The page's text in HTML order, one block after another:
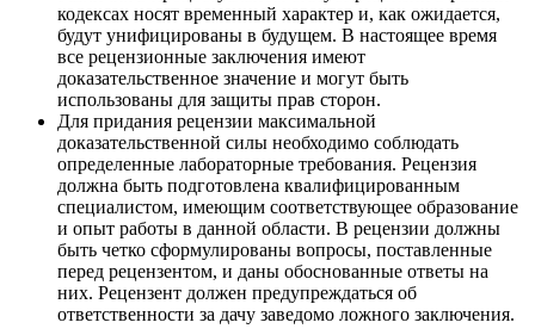
кодексах носят временный характер и, как ожидается,
будут унифицированы в будущем. В настоящее время
все рецензионные заключения имеют
доказательственное значение и могут быть
использованы для защиты прав сторон.
Для придания рецензии максимальной
доказательственной силы необходимо соблюдать
определенные лабораторные требования. Рецензия
должна быть подготовлена квалифицированным
специалистом, имеющим соответствующее образование
и опыт работы в данной области. В рецензии должны
быть четко сформулированы вопросы, поставленные
перед рецензентом, и даны обоснованные ответы на
них. Рецензент должен предупреждаться об
ответственности за дачу заведомо ложного заключения.